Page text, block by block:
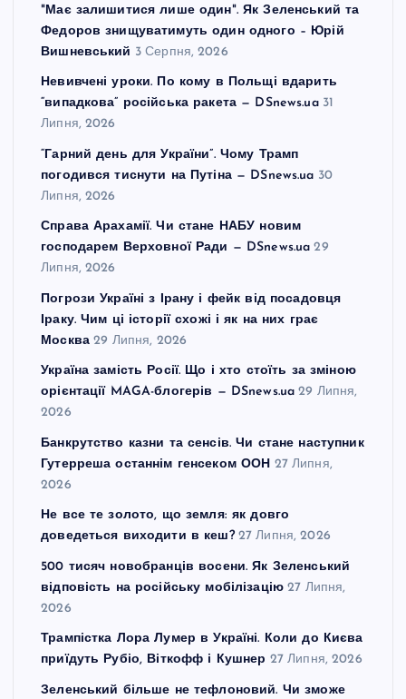
"Має залишитися лише один". Як Зеленський та
Федоров знищуватимуть один одного – Юрій
Вишневський 3 Серпня, 2026
Невивчені уроки. По кому в Польщі вдарить
“випадкова” російська ракета — DSnews.ua 31
Липня, 2026
“Гарний день для України”. Чому Трамп
погодився тиснути на Путіна — DSnews.ua 30
Липня, 2026
Справа Арахамії. Чи стане НАБУ новим
господарем Верховної Ради — DSnews.ua 29
Липня, 2026
Погрози Україні з Ірану і фейк від посадовця
Іраку. Чим ці історії схожі і як на них грає
Москва 29 Липня, 2026
Україна замість Росії. Що і хто стоїть за зміною
орієнтації MAGA-блогерів — DSnews.ua 29 Липня,
2026
Банкрутство казни та сенсів. Чи стане наступник
Гутерреша останнім генсеком ООН 27 Липня,
2026
Не все те золото, що земля: як довго
доведеться виходити в кеш? 27 Липня, 2026
500 тисяч новобранців восени. Як Зеленський
відповість на російську мобілізацію 27 Липня,
2026
Трампістка Лора Лумер в Україні. Коли до Києва
приїдуть Рубіо, Віткофф і Кушнер 27 Липня, 2026
Зеленський більше не тефлоновий. Чи зможе